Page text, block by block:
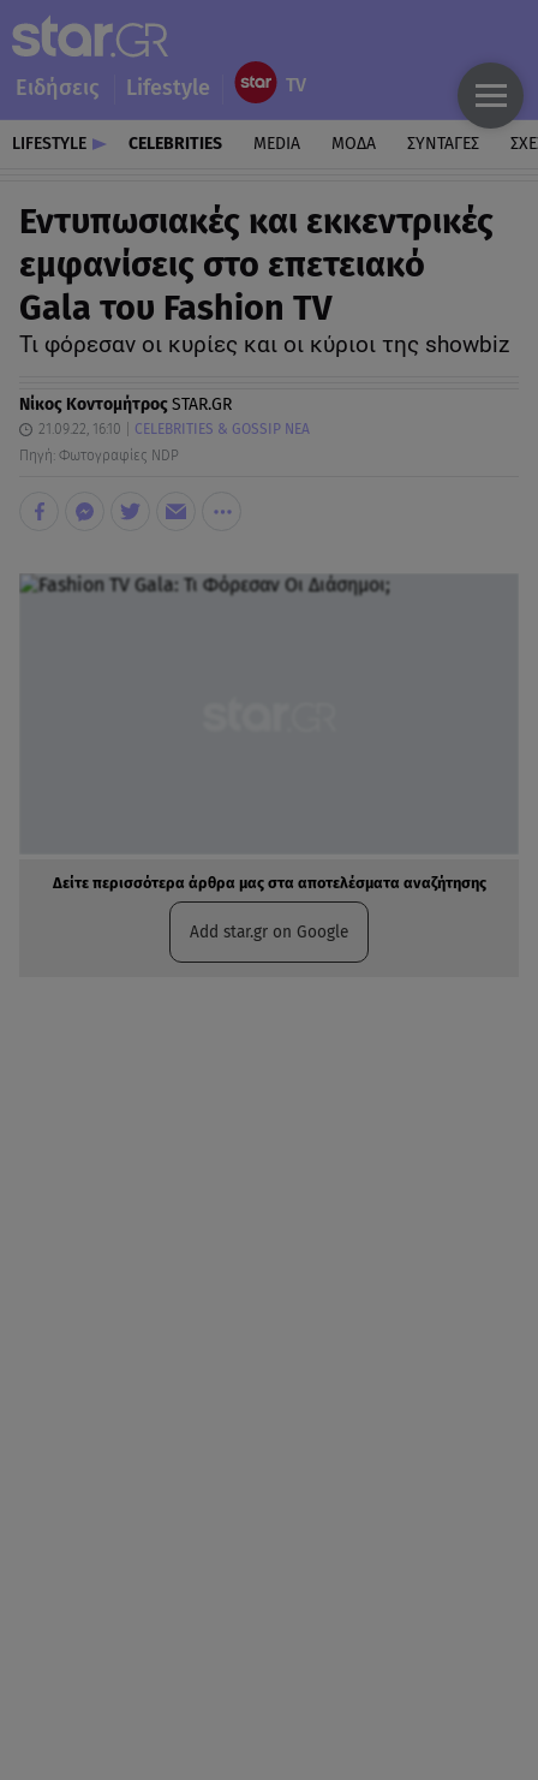
Ειδήσεις Lifestyle
LIFESTYLE CELEBRITIES MEDIA ΜΟΔΑ ΣΥΝΤΑΓΕΣ
Εντυπωσιακές και εκκεντρικές
εμφανίσεις στο επετειακό
Gala του Fashion TV
Τι φόρεσαν οι κυρίες και οι κύριοι της showbiz
Νίκος ΚοντομήτροςSTAR.GR
21.09.22, 16:10
CELEBRITIES & GOSSIP ΝΕΑ
Πηγή: Φωτογραφίες NDP
Δείτε περισσότερα άρθρα μας στα αποτελέσματα αναζήτησης
Add star.gr on Google